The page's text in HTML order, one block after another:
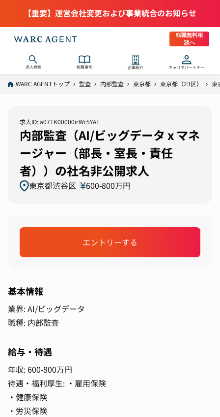
【重要】運営会社変更および事業統合のお知らせ
転職無料相
談へ
求人検索 転職事例 企業紹介 キャリアパートナー
WARC AGENTトップ 監査 内部監査 東京都 東京都（23区） 東
求人ID: a07TK00000irWc5YAE
内部監査（AI/ビッグデータ x マネ
ージャー（部長・室長・責任
者））の社名非公開求人
東京都渋谷区 600-800万円
エントリーする
基本情報
業界: AI/ビッグデータ
職種: 内部監査
給与・待遇
年収: 600-800万円
待遇・福利厚生: ・雇用保険
・健康保険
・労災保険